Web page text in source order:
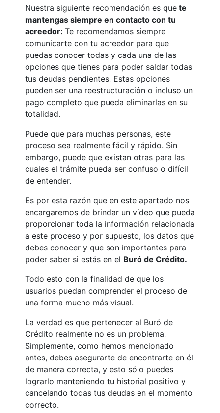
Nuestra siguiente recomendación es que te
mantengas siempre en contacto con tu
acreedor: Te recomendamos siempre
comunicarte con tu acreedor para que
puedas conocer todas y cada una de las
opciones que tienes para poder saldar todas
tus deudas pendientes. Estas opciones
pueden ser una reestructuración o incluso un
pago completo que pueda eliminarlas en su
totalidad.
Puede que para muchas personas, este
proceso sea realmente fácil y rápido. Sin
embargo, puede que existan otras para las
cuales el trámite pueda ser confuso o difícil
de entender.
Es por esta razón que en este apartado nos
encargaremos de brindar un vídeo que pueda
proporcionar toda la información relacionada
a este proceso y por supuesto, los datos que
debes conocer y que son importantes para
poder saber si estás en el Buró de Crédito.
Todo esto con la finalidad de que los
usuarios puedan comprender el proceso de
una forma mucho más visual.
La verdad es que pertenecer al Buró de
Crédito realmente no es un problema.
Simplemente, como hemos mencionado
antes, debes asegurarte de encontrarte en él
de manera correcta, y esto sólo puedes
lograrlo manteniendo tu historial positivo y
cancelando todas tus deudas en el momento
correcto.